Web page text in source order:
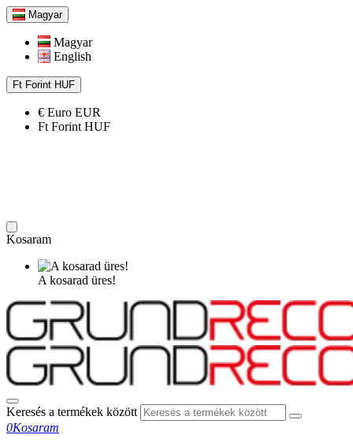
Magyar
Magyar
English
Ft Forint HUF
€ Euro EUR
Ft Forint HUF
Kosaram
A kosarad üres!
Keresés a termékek között
0Kosaram